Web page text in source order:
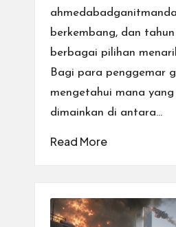
mby
berkembang, dan
berbagai pilihan
Bagi para penggemar
mengetahui mana
dimainkan di antara…
Read More